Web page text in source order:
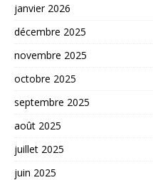
janvier 2026
décembre 2025
novembre 2025
octobre 2025
septembre 2025
août 2025
juillet 2025
juin 2025